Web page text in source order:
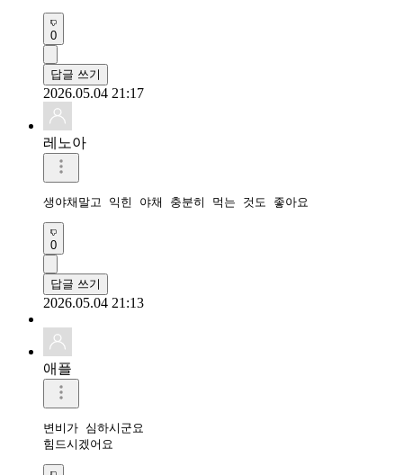
0
답글 쓰기
2026.05.04 21:17
레노아
생야채말고 익힌 야채 충분히 먹는 것도 좋아요
0
답글 쓰기
2026.05.04 21:13
애플
변비가 심하시군요
힘드시겠어요